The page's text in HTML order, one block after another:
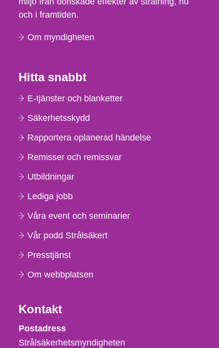
och i framtiden.
Om myndigheten
Hitta snabbt
E-tjänster och blanketter
Säkerhetsskydd
Rapportera oplanerad händelse
Remisser och remissvar
Utbildningar
Lediga jobb
Våra event och seminarier
Vår podd Strålsäkert
Presstjänst
Om webbplatsen
Kontakt
Strålsäkerhetsmyndigheten
Postadress
Strålsäkerhetsmyndigheten